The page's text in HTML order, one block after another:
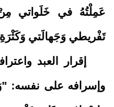
عَمِلْتُهُ في خَلَواتي
تَفْريطي وَجَهالَتي
إقرار العبد
وإسرافه على نفسه: